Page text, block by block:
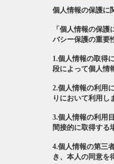
個人情報の保護に
「個人情報の保
バシー保護の重要
1.個人情報の取得
段によって個人情
2.個人情報の利用
りにおいて利用し
3.個人情報の利用
間接的に取得する
4.個人情報の第三
き、本人の同意を